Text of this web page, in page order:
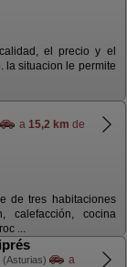
el precio y el
la situacion le permite
a 15,2 km de
de tres habitaciones
calefacción, cocina
...
(Asturias)
a